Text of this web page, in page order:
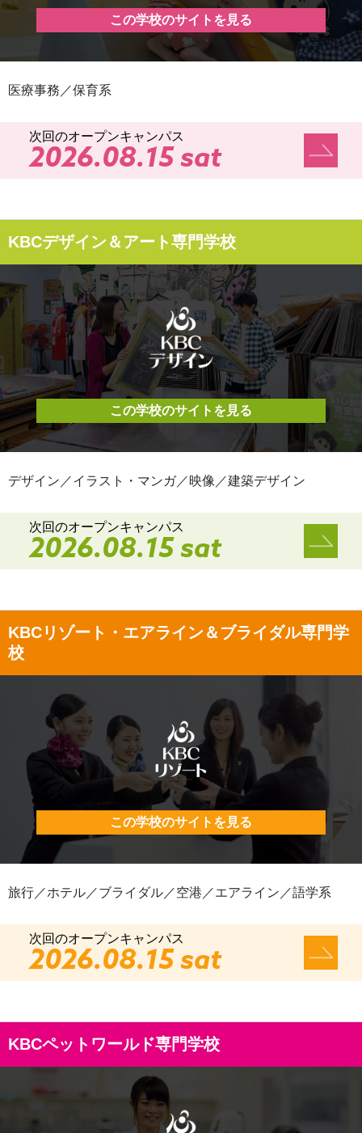
この学校のサイトを見る
医療事務／保育系
次回のオープンキャンパス
2026.08.15 sat
KBCデザイン＆アート専門学校
この学校のサイトを見る
デザイン／イラスト・マンガ／映像／建築デザイン
次回のオープンキャンパス
2026.08.15 sat
KBCリゾート・エアライン＆ブライダル専門学
校
この学校のサイトを見る
旅行／ホテル／ブライダル／空港／エアライン／語学系
次回のオープンキャンパス
2026.08.15 sat
KBCペットワールド専門学校